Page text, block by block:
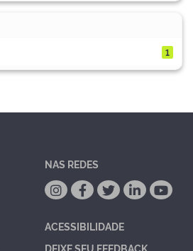
1
NAS REDES
ACESSIBILIDADE
DEIXE SEU FEEDBACK